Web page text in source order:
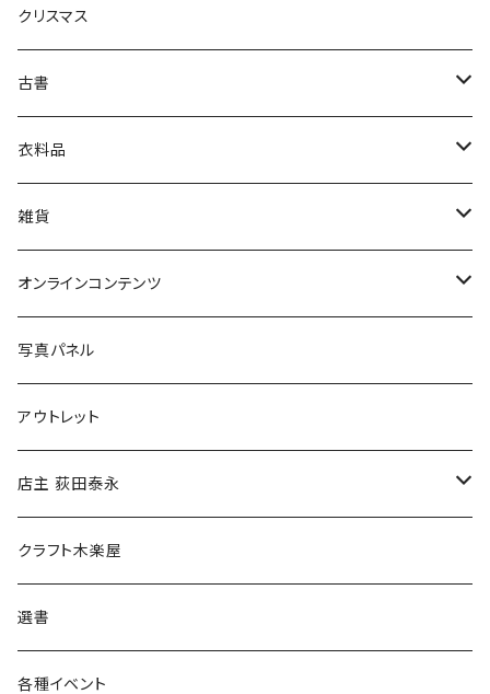
芸術・絵画・写真
絵本・児童書
娯楽・エンターテインメント
クリスマス
古書
古書セット
美術
衣料品
POLEWARDS
Tシャツ
雑貨
バッグ
ブックカバー
マグカップ
傘
食料品
その他
オンラインコンテンツ
冒険クロストーク
写真パネル
アウトレット
店主 荻田泰永
書籍
ウェア
クラフト木楽屋
選書
各種イベント